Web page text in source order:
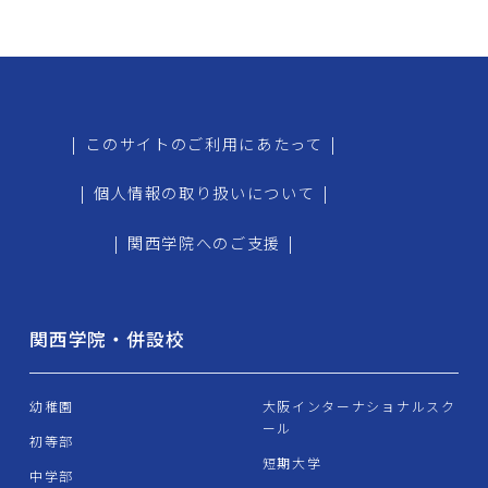
| このサイトのご利用にあたって |
| 個人情報の取り扱いについて |
| 関西学院へのご支援 |
関西学院・併設校
幼稚園
初等部
中学部
大阪インターナショナルスク
ール
短期大学